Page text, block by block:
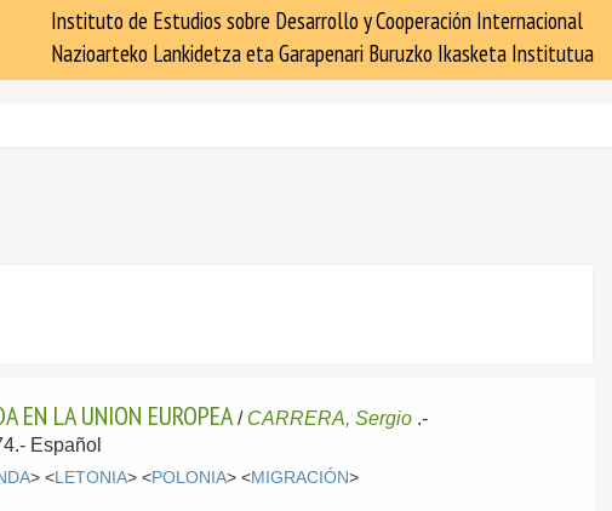
Instituto de Estudios sobre Desarrollo y Cooperación Internacional
Nazioarteko Lankidetza eta Garapenari Buruzko Ikasketa Institutua
EN LA UNION EUROPEA / CARRERA, Sergio .-
Español
> <LETONIA> <POLONIA> <MIGRACIÓN>